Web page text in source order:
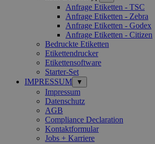
Anfrage Etiketten - TSC
Anfrage Etiketten - Zebra
Anfrage Etiketten - Godex
Anfrage Etiketten - Citizen
Bedruckte Etiketten
Etikettendrucker
Etikettensoftware
Starter-Set
IMPRESSUM
▼
Impressum
Datenschutz
AGB
Compliance Declaration
Kontaktformular
Jobs + Karriere